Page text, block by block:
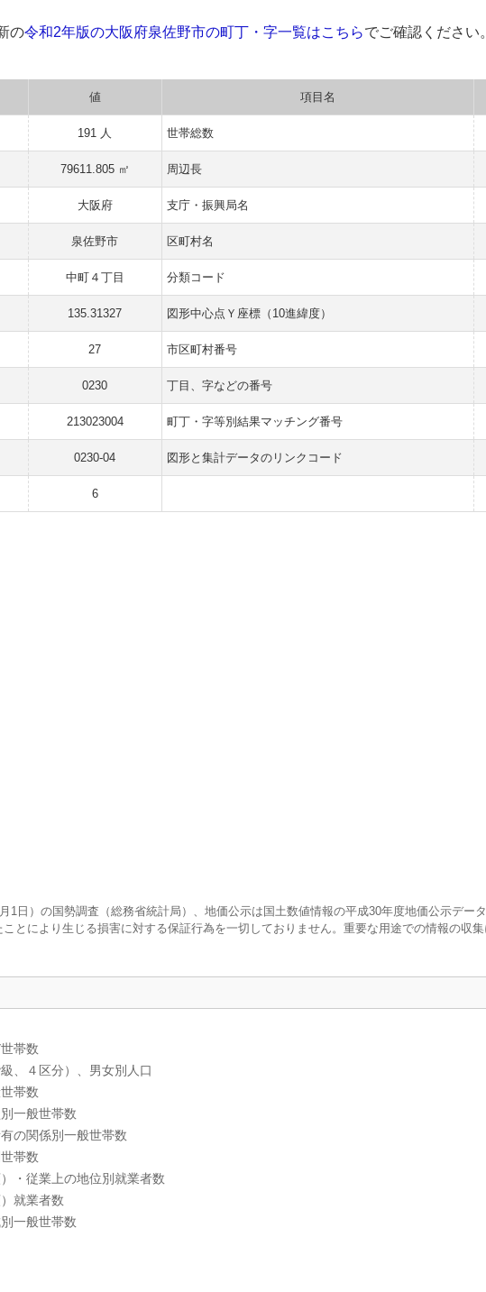
の令和2年版の大阪府泉佐野市の町丁・字一覧はこちらでご確認ください。
値 項目名
191 人 世帯総数
79611.805 ㎡ 周辺長
大阪府 支庁・振興局名
泉佐野市 区町村名
中町４丁目 分類コード
135.31327 図形中心点Ｙ座標（10進緯度）
27 市区町村番号
0230 丁目、字などの番号
213023004 町丁・字等別結果マッチング番号
0230-04 図形と集計データのリンクコード
6
日）の国勢調査（総務省統計局）、地価公示は国土数値情報の平成30年度地価公示デー
とにより生じる損害に対する保証行為を一切しておりません。重要な用途での情報の収
帯数
、４区分）、男女別人口
帯数
一般世帯数
の関係別一般世帯数
帯数
・従業上の地位別就業者数
就業者数
一般世帯数